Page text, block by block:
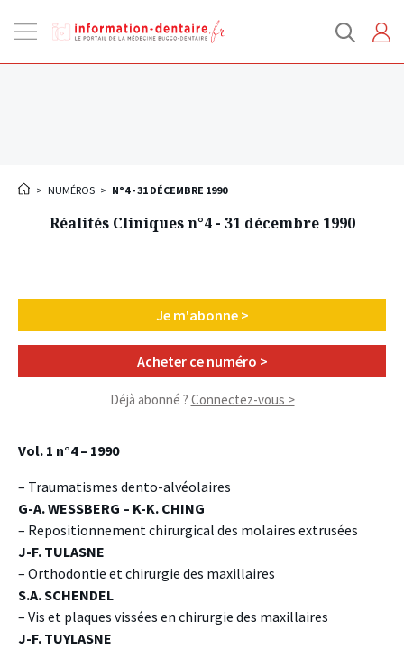
la
> NUMÉROS > N°4 - 31 DÉCEMBRE 1990
Réalités Cliniques n°4 - 31 décembre 1990
Je m'abonne >
Acheter ce numéro >
Déjà abonné ? Connectez-vous >
Vol. 1 n°4 – 1990
– Traumatismes dento-alvéolaires
G-A. WESSBERG – K-K. CHING
– Repositionnement chirurgical des molaires extrusées
J-F. TULASNE
– Orthodontie et chirurgie des maxillaires
S.A. SCHENDEL
– Vis et plaques vissées en chirurgie des maxillaires
J-F. TUYLASNE